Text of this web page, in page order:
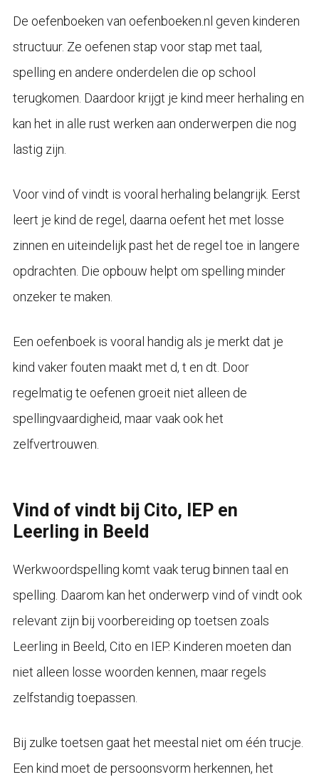
De oefenboeken van oefenboeken.nl geven kinderen
structuur. Ze oefenen stap voor stap met taal,
spelling en andere onderdelen die op school
terugkomen. Daardoor krijgt je kind meer herhaling en
kan het in alle rust werken aan onderwerpen die nog
lastig zijn.
Voor vind of vindt is vooral herhaling belangrijk. Eerst
leert je kind de regel, daarna oefent het met losse
zinnen en uiteindelijk past het de regel toe in langere
opdrachten. Die opbouw helpt om spelling minder
onzeker te maken.
Een oefenboek is vooral handig als je merkt dat je
kind vaker fouten maakt met d, t en dt. Door
regelmatig te oefenen groeit niet alleen de
spellingvaardigheid, maar vaak ook het
zelfvertrouwen.
Vind of vindt bij Cito, IEP en
Leerling in Beeld
Werkwoordspelling komt vaak terug binnen taal en
spelling. Daarom kan het onderwerp vind of vindt ook
relevant zijn bij voorbereiding op toetsen zoals
Leerling in Beeld, Cito en IEP. Kinderen moeten dan
niet alleen losse woorden kennen, maar regels
zelfstandig toepassen.
Bij zulke toetsen gaat het meestal niet om één trucje.
Een kind moet de persoonsvorm herkennen, het